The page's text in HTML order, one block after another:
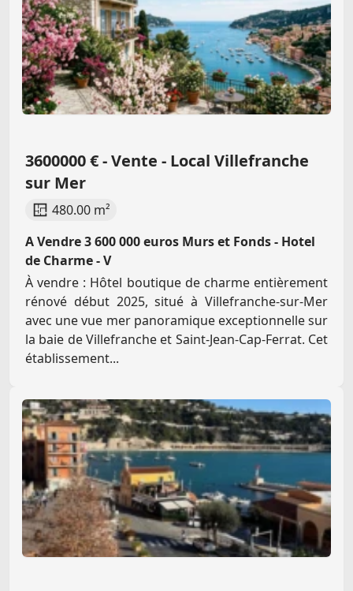
3600000 € - Vente - Local Villefranche
sur Mer
480.00 m²
A Vendre 3 600 000 euros Murs et Fonds - Hotel
de Charme - V
À vendre : Hôtel boutique de charme entièrement
rénové début 2025, situé à Villefranche-sur-Mer
avec une vue mer panoramique exceptionnelle sur
la baie de Villefranche et Saint-Jean-Cap-Ferrat. Cet
établissement...